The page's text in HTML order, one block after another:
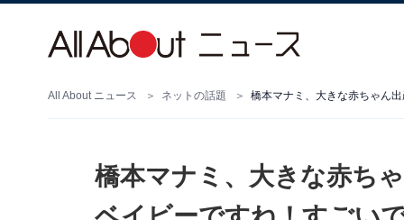
All About ニュース ネットの話題 橋本マナミ、大きな赤ちゃん
橋本マナミ、大きな赤ち